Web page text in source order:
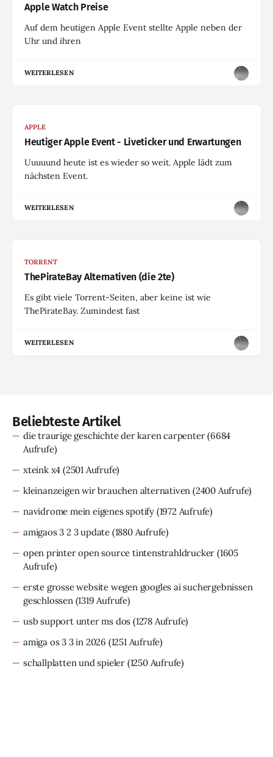
Apple Watch Preise
Auf dem heutigen Apple Event stellte Apple neben der
Uhr und ihren
WEITERLESEN
APPLE
Heutiger Apple Event - Liveticker und Erwartungen
Uuuuund heute ist es wieder so weit. Apple lädt zum
nächsten Event.
WEITERLESEN
TORRENT
ThePirateBay Alternativen (die 2te)
Es gibt viele Torrent-Seiten, aber keine ist wie
ThePirateBay. Zumindest fast
WEITERLESEN
Beliebteste Artikel
die traurige geschichte der karen carpenter(6684
Aufrufe)
xteink x4 (2501 Aufrufe)
kleinanzeigen wir brauchen alternativen (2400 Aufrufe)
navidrome mein eigenes spotify (1972 Aufrufe)
amigaos 3 2 3 update (1880 Aufrufe)
open printer open source tintenstrahldrucker (1605
Aufrufe)
erste grosse website wegen googles ai suchergebnissen
geschlossen(1319 Aufrufe)
usb support unter ms dos (1278 Aufrufe)
amiga os 3 3 in 2026 (1251 Aufrufe)
schallplatten und spieler (1250 Aufrufe)